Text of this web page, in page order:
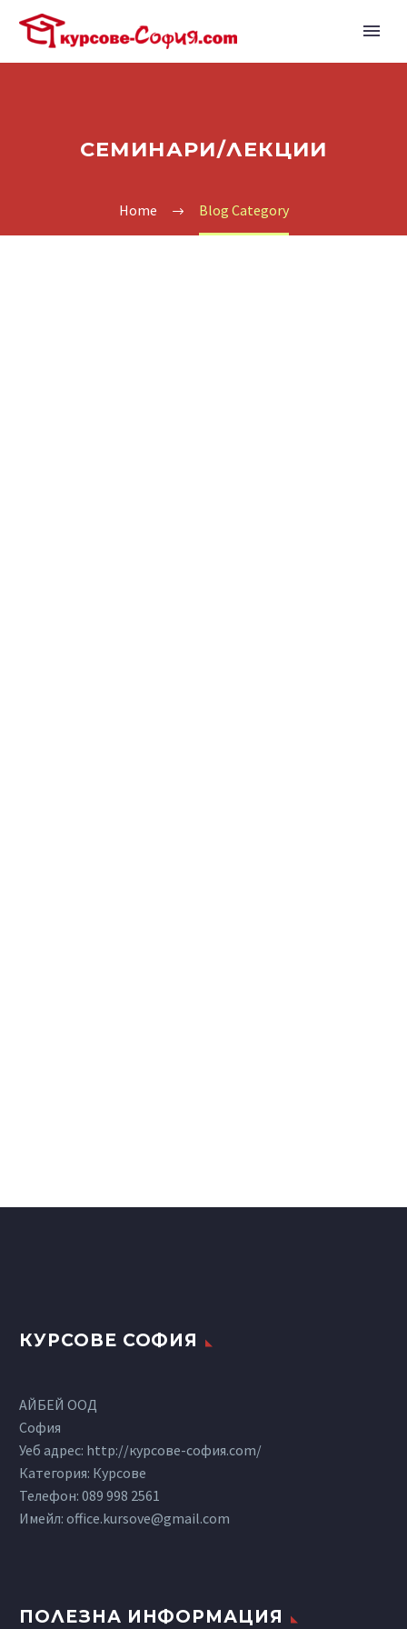
СЕМИНАРИ/ЛЕКЦИИ
Home Blog Category
КУРСОВЕ СОФИЯ
АЙБЕЙ ООД
София
Уеб адрес: http://курсове-софия.com/
Категория: Курсове
Телефон: 089 998 2561
Имейл: office.kursove@gmail.com
ПОЛЕЗНА ИНФОРМАЦИЯ